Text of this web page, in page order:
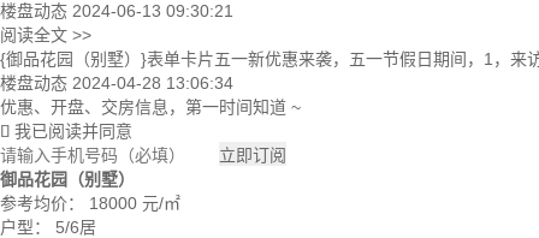
楼盘动态 2024-06-13 09:30:21
阅读全文 >>
{御品花园（别墅）}表单卡片五一新优惠来袭，五一节假日期间，1，
楼盘动态 2024-04-28 13:06:34
优惠、开盘、交房信息，第一时间知道 ~
 我已阅读并同意
立即订阅
御品花园（别墅）
参考均价： 18000 元/㎡
户型：
5/6居